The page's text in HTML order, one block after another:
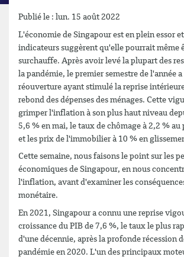
Publié le : lun. 15 août 2022
L'économie de Singapour est en plein essor
indicateurs suggèrent qu'elle pourrait même
surchauffe. Après avoir levé la plupart des
la pandémie, le premier semestre de l'année
réouverture ayant stimulé la reprise
rebond des dépenses des ménages. Cette
grimper l'inflation à son plus haut niveau
5,6 % en mai, le taux de chômage à 2,2 %
et les prix de l'immobilier à 10 % en
Cette semaine, nous faisons le point sur les
économiques de Singapour, en nous
l'inflation, avant d'examiner les
monétaire.
En 2021, Singapour a connu une reprise
croissance du PIB de 7,6 %, le taux le plus
d'une décennie, après la profonde récession
pandémie en 2020. L'un des principaux